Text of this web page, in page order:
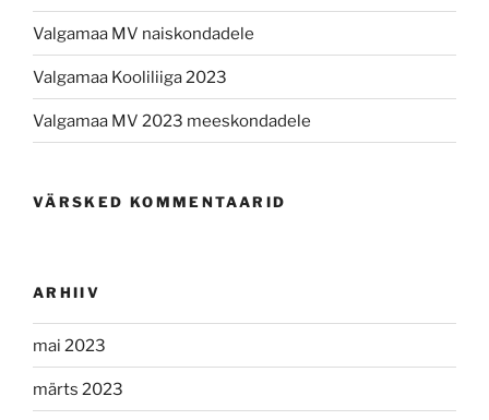
Valgamaa MV naiskondadele
Valgamaa Kooliliiga 2023
Valgamaa MV 2023 meeskondadele
VÄRSKED KOMMENTAARID
ARHIIV
mai 2023
märts 2023